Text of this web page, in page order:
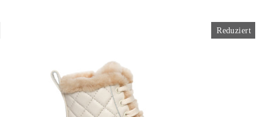
Reduziert